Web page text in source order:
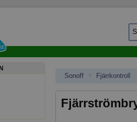
Sonoff › Fjärrkontroll